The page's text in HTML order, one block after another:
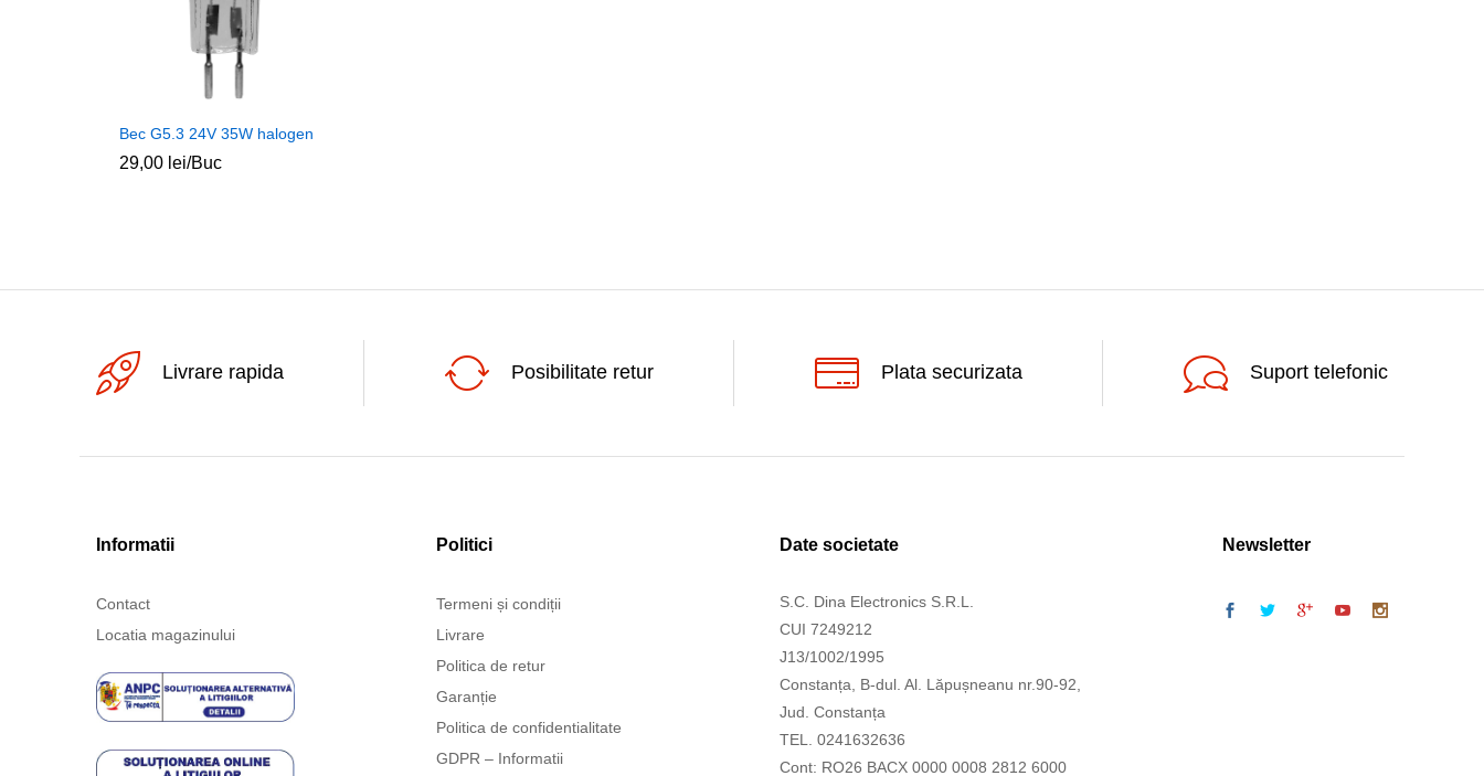
Bec G5.3 24V 35W halogen
29,00 lei/Buc
Livrare rapida Posibilitate retur Plata securizata Suport telefonic
Informatii
Contact
Locatia magazinului
Politici
Termeni și condiții
Livrare
Politica de retur
Garanție
Politica de confidentialitate
GDPR – Informatii
Date societate
S.C. Dina Electronics S.R.L.
CUI 7249212
J13/1002/1995
Constanța, B-dul. Al. Lăpușneanu nr.90-92,
Jud. Constanța
TEL. 0241632636
Cont: RO26 BACX 0000 0008 2812 6000
Newsletter